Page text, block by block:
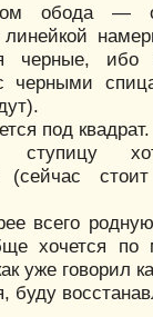
обода —
черные,
черными
под квадрат.
ступицу
(сейчас
всего
хочется по
уже говорил
буду